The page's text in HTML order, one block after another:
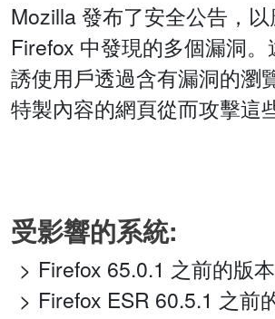
Mozilla 發布了安全公告，
Firefox 中發現的多個漏洞
誘使用戶透過含有漏洞的瀏
特製內容的網頁從而攻擊這
受影響的系統:
Firefox 65.0.1 之前的版本
Firefox ESR 60.5.1 之前